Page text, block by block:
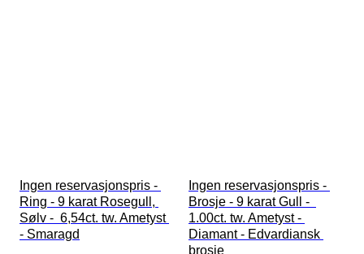
Ingen reservasjonspris -
Ring - 9 karat Rosegull,
Sølv -  6,54ct. tw. Ametyst
- Smaragd
Ingen reservasjonspris -
Brosje - 9 karat Gull -
1.00ct. tw. Ametyst -
Diamant - Edvardiansk
brosje